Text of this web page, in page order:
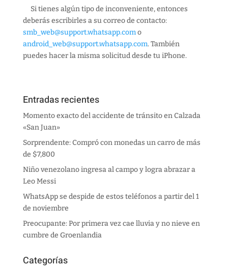
Si tienes algún tipo de inconveniente, entonces
deberás escribirles a su correo de contacto:
smb_web@support.whatsapp.como
android_web@support.whatsapp.com. También
puedes hacer la misma solicitud desde tu iPhone.
Entradas recientes
Momento exacto del accidente de tránsito en Calzada
«San Juan»
Sorprendente: Compró con monedas un carro de más
de $7,800
Niño venezolano ingresa al campo y logra abrazar a
Leo Messi
WhatsApp se despide de estos teléfonos a partir del 1
de noviembre
Preocupante: Por primera vez cae lluvia y no nieve en
cumbre de Groenlandia
Categorías